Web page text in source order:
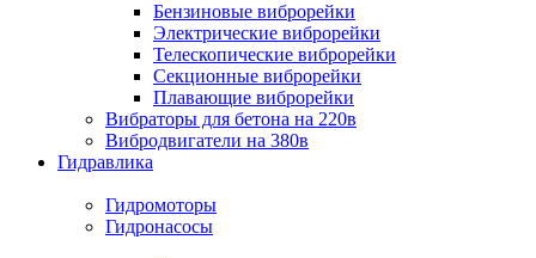
Бензиновые виброрейки
Электрические виброрейки
Телескопические виброрейки
Секционные виброрейки
Плавающие виброрейки
Вибраторы для бетона на 220в
Вибродвигатели на 380в
Гидравлика
Гидромоторы
Гидронасосы